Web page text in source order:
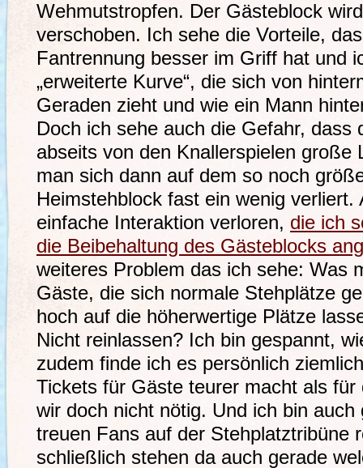
Wehmutstropfen. Der Gästeblock
verschoben. Ich sehe die Vorteile,
Fantrennung besser im Griff hat und
„erweiterte Kurve“, die sich von
Geraden zieht und wie ein Mann
Doch ich sehe auch die Gefahr, dass
abseits von den Knallerspielen große
man sich dann auf dem so noch
Heimstehblock fast ein wenig verliert.
einfache Interaktion verloren, die ich
die Beibehaltung des Gästeblocks
weiteres Problem das ich sehe: Was
Gäste, die sich normale Stehplätze
hoch auf die höherwertige Plätze
Nicht reinlassen? Ich bin gespannt,
zudem finde ich es persönlich
Tickets für Gäste teurer macht als
wir doch nicht nötig. Und ich bin
treuen Fans auf der Stehplatztribüne
schließlich stehen da auch gerade